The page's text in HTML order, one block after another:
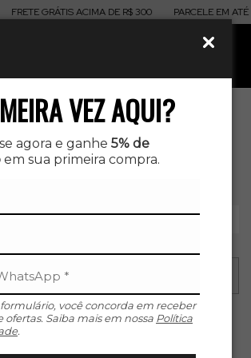
VEZ AQUI?
agora e ganhe 5% de
em sua primeira compra.
você concorda em receber
ofertas. Saiba mais em nossa Política
.
FRETE GRÁTIS ACIMA DE R$ 300 PARCELE EM